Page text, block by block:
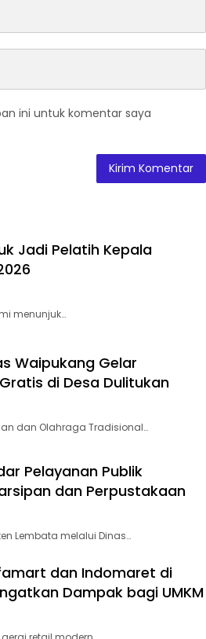
ini untuk komentar saya
Jadi Pelatih Kepala
menunjuk…
Waipukang Gelar
di Desa Dulitukan
dan Olahraga Tradisional…
Pelayanan Publik
dan Perpustakaan
Lembata melalui Dinas…
dan Indomaret di
Dampak bagi UMKM